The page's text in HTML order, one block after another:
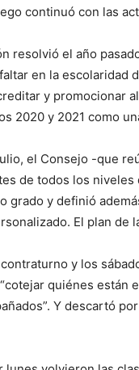
continuó con las
resolvió el año
en la escolaridad
y promocionar
2020 y 2021 como
el Consejo -que
de todos los
grado y definió
El plan de
y los
quiénes están
Y descartó